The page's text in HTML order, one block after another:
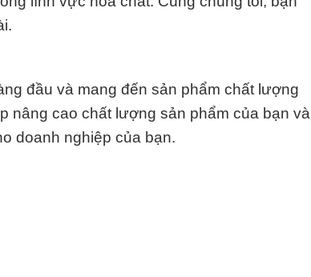
đầu và mang đến sản phẩm chất lượng
nâng cao chất lượng sản phẩm của bạn và
doanh nghiệp của bạn.